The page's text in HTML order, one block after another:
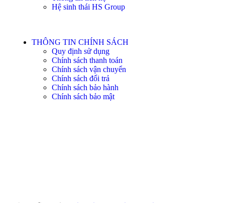
Hệ sinh thái HS Group
THÔNG TIN CHÍNH SÁCH
Quy định sử dụng
Chính sách thanh toán
Chính sách vận chuyển
Chính sách đổi trả
Chính sách bảo hành
Chính sách bảo mật